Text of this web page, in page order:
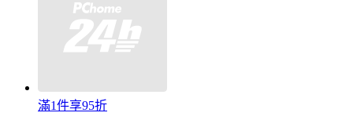
滿1件享95折